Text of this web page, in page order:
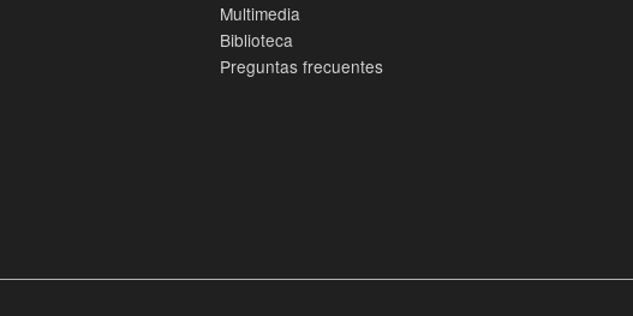
Multimedia
Biblioteca
Preguntas frecuentes